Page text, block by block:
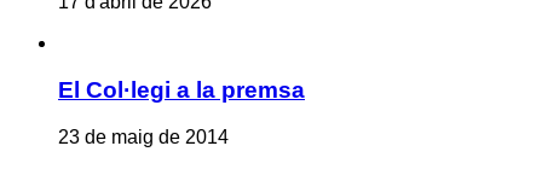
El Col·legi a la premsa
23 de maig de 2014